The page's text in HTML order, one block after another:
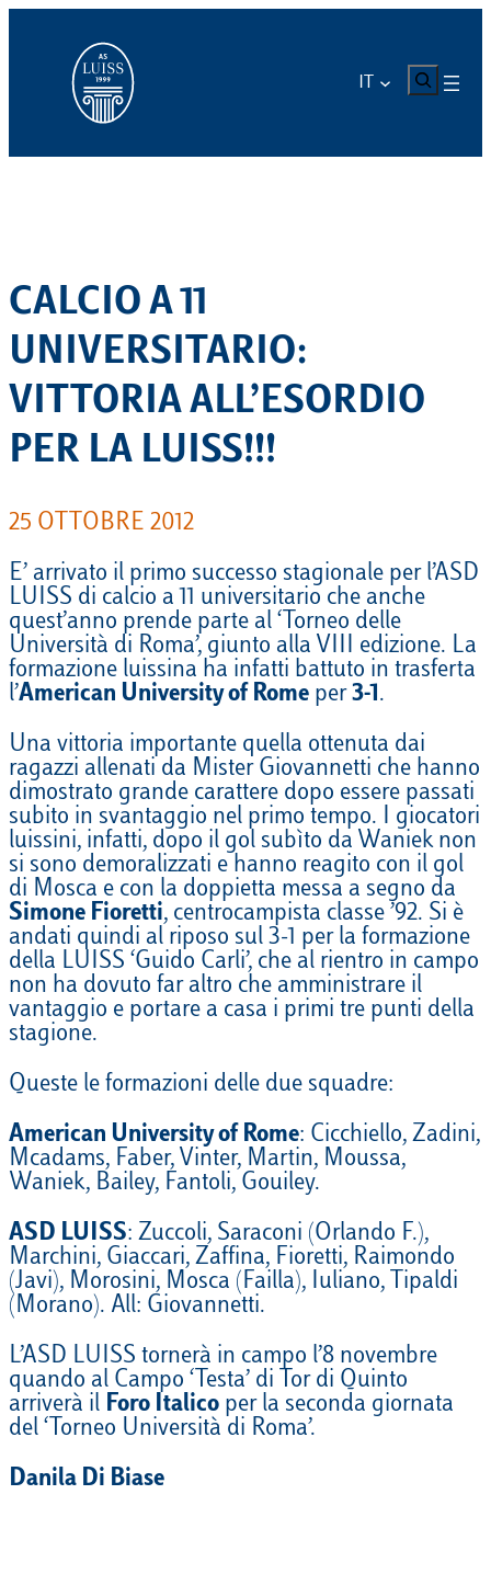
contenuto
CERCA
CALCIO A 11
UNIVERSITARIO:
VITTORIA ALL’ESORDIO
PER LA LUISS!!!
25 OTTOBRE 2012
E’ arrivato il primo successo stagionale per l’ASD
LUISS di calcio a 11 universitario che anche
quest’anno prende parte al ‘Torneo delle
Università di Roma’, giunto alla VIII edizione. La
formazione luissina ha infatti battuto in trasferta
l’American University of Rome per3-1.
Una vittoria importante quella ottenuta dai
ragazzi allenati da Mister Giovannetti che hanno
dimostrato grande carattere dopo essere passati
subito in svantaggio nel primo tempo. I giocatori
luissini, infatti, dopo il gol subìto da Waniek non
si sono demoralizzati e hanno reagito con il gol
di Mosca e con la doppietta messa a segno da
Simone Fioretti, centrocampista classe ’92. Si è
andati quindi al riposo sul 3-1 per la formazione
della LUISS ‘Guido Carli’, che al rientro in campo
non ha dovuto far altro che amministrare il
vantaggio e portare a casa i primi tre punti della
stagione.
Queste le formazioni delle due squadre:
American University of Rome: Cicchiello, Zadini,
Mcadams, Faber, Vinter, Martin, Moussa,
Waniek, Bailey, Fantoli, Gouiley.
ASD LUISS: Zuccoli, Saraconi (Orlando F.),
Marchini, Giaccari, Zaffina, Fioretti, Raimondo
(Javi), Morosini, Mosca (Failla), Iuliano, Tipaldi
(Morano). All: Giovannetti.
L’ASD LUISS tornerà in campo l’8 novembre
quando al Campo ‘Testa’ di Tor di Quinto
arriverà il Foro Italico per la seconda giornata
del ‘Torneo Università di Roma’.
Danila Di Biase